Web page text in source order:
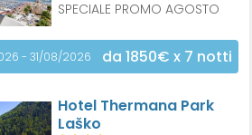
SPECIALE PROMO AGOSTO
- 31/08/2026 da 1850€ x 7 notti
Hotel Thermana Park
Laško